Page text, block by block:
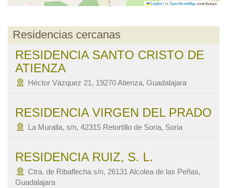
Leaflet|©OpenStreetMapcontributors
Residencias cercanas
RESIDENCIA SANTO CRISTO DE
ATIENZA
Héctor Vázquez 21, 19270 Atienza, Guadalajara
RESIDENCIA VIRGEN DEL PRADO
La Muralla, s/n, 42315 Retortillo de Soria, Soria
RESIDENCIA RUIZ, S. L.
Ctra. de Ribaflecha s/n, 26131 Alcolea de las Peñas,
Guadalajara